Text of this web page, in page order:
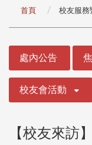
首頁 校友服務
處內公告
校友會活動
【校友來訪